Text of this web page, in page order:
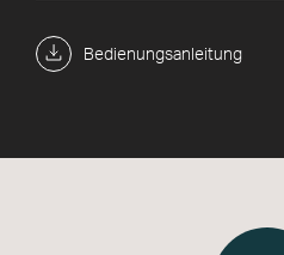
Bedienungsanleitung